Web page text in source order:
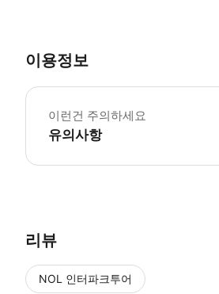
이용정보
이런건 주의하세요
유의사항
리뷰
NOL 인터파크투어